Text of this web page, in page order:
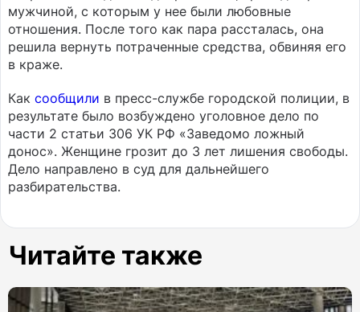
мужчиной, с которым у нее были любовные
отношения. После того как пара рассталась, она
решила вернуть потраченные средства, обвиняя его
в краже.
Как сообщили в пресс-службе городской полиции, в
результате было возбуждено уголовное дело по
части 2 статьи 306 УК РФ «Заведомо ложный
донос». Женщине грозит до 3 лет лишения свободы.
Дело направлено в суд для дальнейшего
разбирательства.
Читайте также